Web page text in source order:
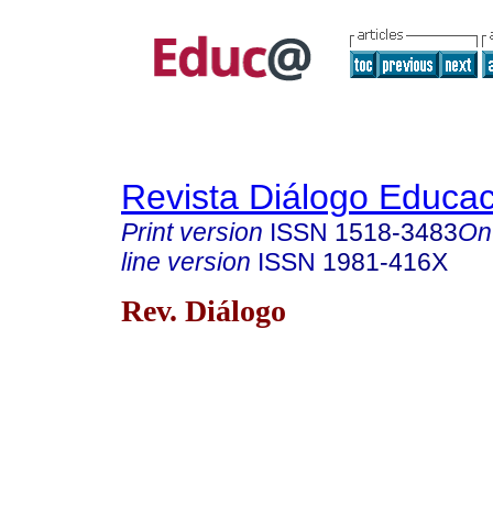
Revista Diálogo
Print version ISSN 1518-3483
line version ISSN 1981-416X
Rev. Diálogo